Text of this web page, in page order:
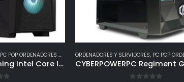
PC POP ORDENADORES GAMING
TrendingPC PC Gaming Intel Core I5 11400f 6 x 4,40ghz • NVIDIA GTX 1650 4gb • 16gb RAM DDR4 • SSD 480gb • Windows 11 Pro • WiFi 300mbps • pc Gamer
ORDENADORES Y SERVIDORES, PC POP